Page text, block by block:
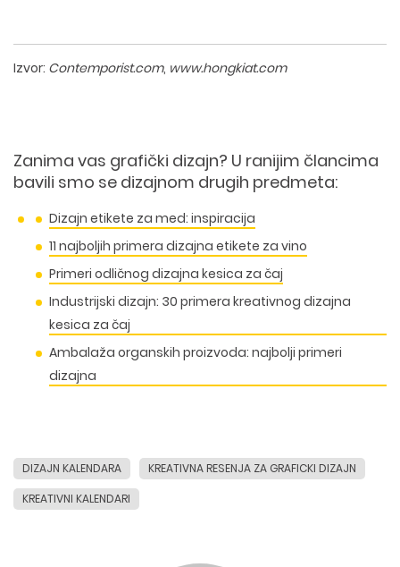
Izvor: Contemporist.com, www.hongkiat.com
Zanima vas grafički dizajn? U ranijim člancima
bavili smo se dizajnom drugih predmeta:
Dizajn etikete za med: inspiracija
11 najboljih primera dizajna etikete za vino
Primeri odličnog dizajna kesica za čaj
Industrijski dizajn: 30 primera kreativnog dizajna
kesica za čaj
Ambalaža organskih proizvoda: najbolji primeri
dizajna
DIZAJN KALENDARA
KREATIVNA RESENJA ZA GRAFICKI DIZAJN
KREATIVNI KALENDARI